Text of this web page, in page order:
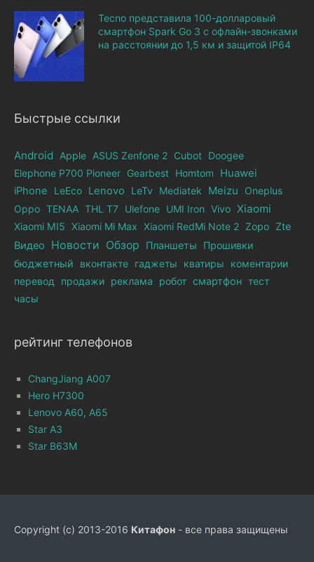
Tecno представила 100-долларовый
смартфон Spark Go 3 с офлайн-звонками
на расстоянии до 1,5 км и защитой IP64
Быстрые ссылки
Android Apple ASUS Zenfone 2 Cubot Doogee
Elephone Р700 Pioneer Gearbest Homtom
Huawei
iPhone
LeEco Lenovo LeTv Mediatek Meizu
Oneplus
Oppo TENAA THL T7 Ulefone UMI Iron Vivo Xiaomi
Xiaomi MI5 Xiaomi Mi Max Xiaomi RedMi Note 2 Zopo Zte
Видео Новости Обзор Планшеты
Прошивки
бюджетный
вконтакте гаджеты кватиры
коментарии
перевод
продажи реклама робот смартфон тест
часы
рейтинг телефонов
ChangJiang A007
Hero H7300
Lenovo A60, A65
Star A3
Star B63M
Copyright (c) 2013-2016 Китафон - все права защищены